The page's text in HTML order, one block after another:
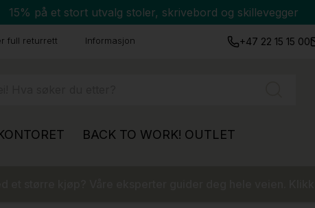
15% på et stort utvalg stoler, skrivebord og skillevegger
full returrett Informasjon +47 22 15 15 00
BACK TO WORK! OUTLET